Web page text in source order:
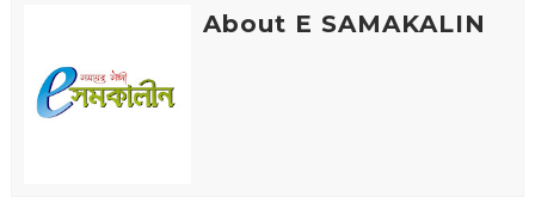
About E SAMAKALIN